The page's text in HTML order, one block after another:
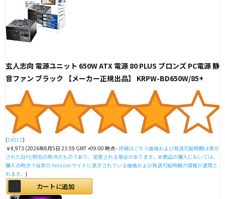
玄人志向 電源ユニット 650W ATX 電源 80 PLUS ブロンズ PC電源 静
音ファン ブラック 【メーカー正規出品】 KRPW-BD650W/85+
(54012)
￥4,973 (2026年8月5日 23:59 GMT +09:00 時点 -詳細はこちら価格および発送可能時期は表示
された日付/時刻の時点のものであり、変更される場合があります。本商品の購入においては、
購入の時点で当該の Amazon サイトに表示されている価格および発送可能時期の情報が適用さ
れます。 )
カートに追加